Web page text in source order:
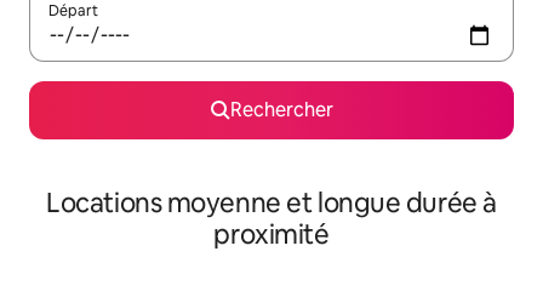
Départ
Rechercher
Locations moyenne et longue durée à
proximité